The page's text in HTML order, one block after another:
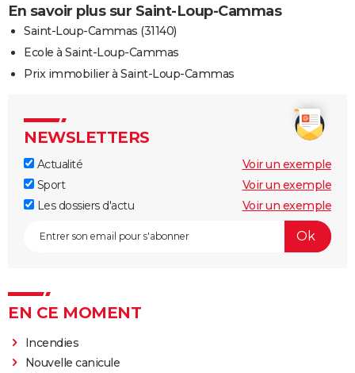
En savoir plus sur Saint-Loup-Cammas
Saint-Loup-Cammas (31140)
Ecole à Saint-Loup-Cammas
Prix immobilier à Saint-Loup-Cammas
NEWSLETTERS
Actualité
Voir un exemple
Sport
Voir un exemple
Les dossiers d'actu
Voir un exemple
EN CE MOMENT
Incendies
Nouvelle canicule